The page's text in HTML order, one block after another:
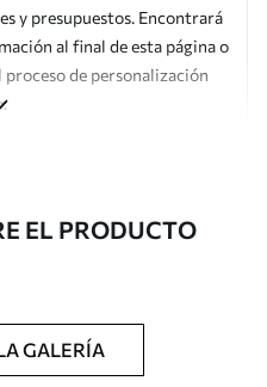
y presupuestos. Encontrará
al final de esta página o
de personalización
pedido y entregado en
50 cm de ancho.
EL PRODUCTO
GALERÍA